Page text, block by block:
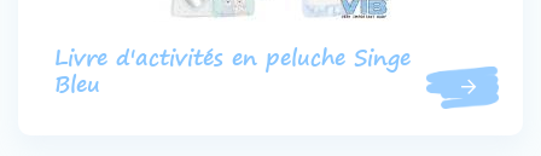
Livre d'activités en peluche Singe
Bleu